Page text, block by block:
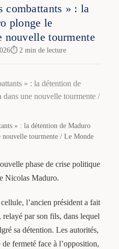
combattants » : la
plonge le
nouvelle tourmente
⏱ 2 min de lecture
» : la détention de Maduro
nouvelle tourmente / Le Monde
phase de crise politique
Nicolas Maduro.
l’ancien président a fait
par son fils, dans lequel
sa détention. Les autorités,
fermeté face à l’opposition,